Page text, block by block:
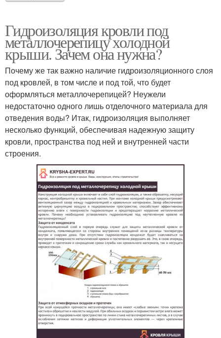
Гидроизоляция кровли под
металлочерепицу холодной
крыши. Зачем она нужна?
Почему же так важно наличие гидроизоляционного слоя
под кровлей, в том числе и под той, что будет
оформляться металлочерепицей? Неужели
недостаточно одного лишь отделочного материала для
отведения воды? Итак, гидроизоляция выполняет
несколько функций, обеспечивая надежную защиту
кровли, пространства под ней и внутренней части
строения.